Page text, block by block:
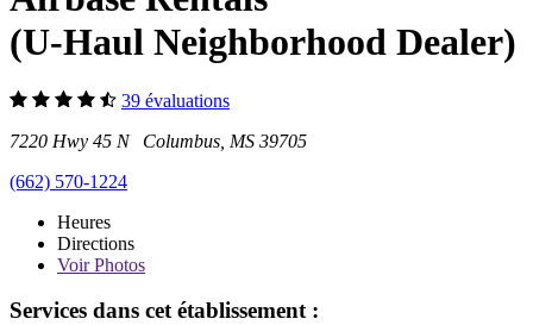
(U-Haul Neighborhood Dealer)
39 évaluations
7220 Hwy 45 N Columbus, MS 39705
(662) 570-1224
Heures
Directions
VoirPhotos
Services dans cet établissement :